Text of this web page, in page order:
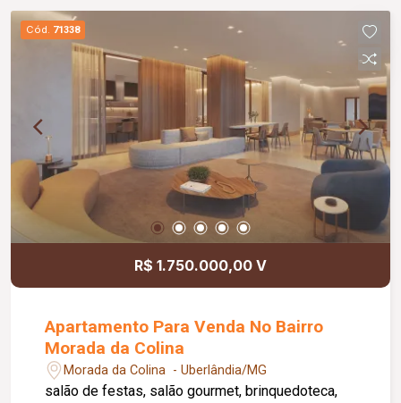
Cód. 71338
R$ 1.750.000,00 V
Apartamento Para Venda No Bairro
Morada da Colina
Morada da Colina - Uberlândia/MG
salão de festas, salão gourmet, brinquedoteca,